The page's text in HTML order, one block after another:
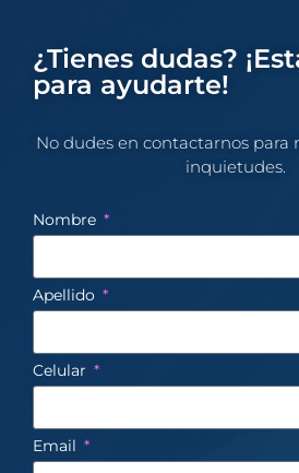
¿Tienes dudas?
para ayudarte!
No dudes en contactarnos para
inquietudes.​
Nombre
Apellido
Celular
Email